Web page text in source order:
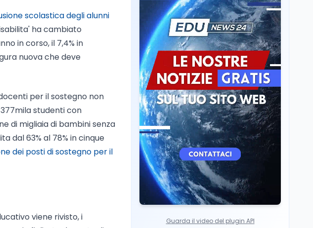
scolastica degli alunni
ha cambiato
in corso, il 7,4% in
nuova che deve
per il sostegno non
studenti con
di migliaia di bambini senza
dal 63% al 78% in cinque
dei posti di sostegno per il
viene rivisto, i
e la sicurezza delle
scuole con risorse Pnrr"
Scuola5 ago
Il Ministro Valditara ha
incontrato due studenti
palestinesi giunti da
Gaza che hanno
superato la Maturità in
Italia
Scuola5 ago
Maturità 2026, 100 e
lode da record: 14.123
diplomi con voto
massimo
Guarda il video del plugin API